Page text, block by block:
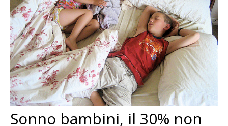
Sonno bambini, il 30% non